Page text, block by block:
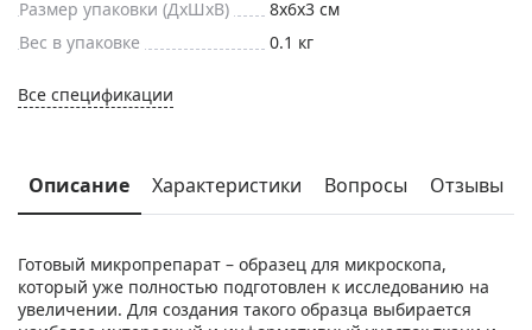
Размер упаковки (ДxШxВ)
8x6x3 см
Вес в упаковке
0.1 кг
Все спецификации
Описание Характеристики Вопросы Отзывы
Готовый микропрепарат – образец для микроскопа,
который уже полностью подготовлен к исследованию на
увеличении. Для создания такого образца выбирается